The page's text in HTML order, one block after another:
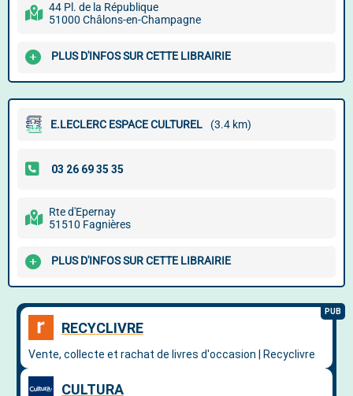
44 Pl. de la République
51000 Châlons-en-Champagne
PLUS D'INFOS SUR CETTE LIBRAIRIE
E.LECLERC ESPACE CULTUREL (3.4 km)
Rte d'Epernay
51510 Fagnières
PLUS D'INFOS SUR CETTE LIBRAIRIE